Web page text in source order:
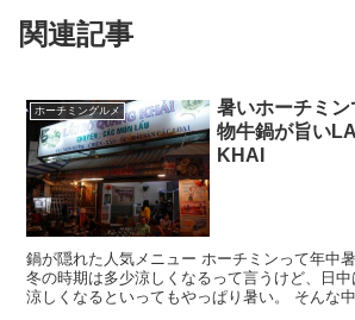
関連記事
ホーチミングルメ
暑いホーチミ
物牛鍋が旨い
KHAI
鍋が隠れた人気メニュー ホーチミンって年中
冬の時期は多少涼しくなるって言うけど、日中
涼しくなるといってもやっぱり暑い。 そんな